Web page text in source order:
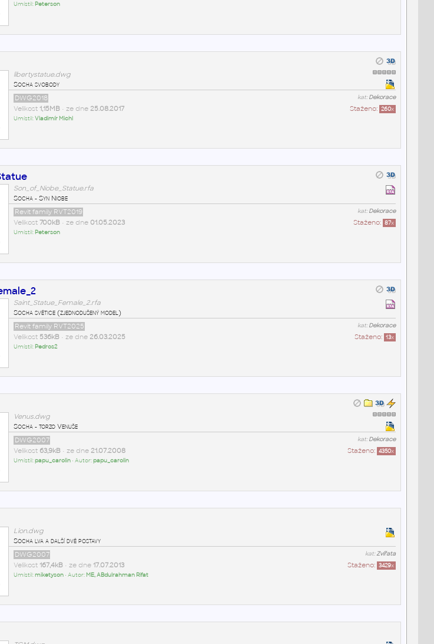
Umístil: Peterson
libertystatue.dwg
Socha svobody
kat:Dekorace
DWG2018
Staženo: 260x
Velikost 1,15MB• ze dne 25.08.2017
Umístil:Vladimír Michl
Son_of_Niobe_Statue.rfa
Socha - Syn Niobe
kat:Dekorace
Revit family RVT2019
Staženo: 87x
Velikost 700kB• ze dne 01.05.2023
Umístil: Peterson
Saint_Statue_Female_2.rfa
Socha světice (zjednodušený model)
kat:Dekorace
Revit family RVT2025
Staženo: 13x
Velikost 536kB• ze dne 26.03.2025
Umístil: Pedros2
Venus.dwg
Socha - torzo Venuše
kat:Dekorace
DWG2007
Staženo: 4350x
Velikost 63,9kB• ze dne 21.07.2008
Umístil:papu_carolin• Autor:papu_carolin
Lion.dwg
Socha lva a další dvě postavy
kat:Zvířata
DWG2007
Staženo: 3429x
Velikost 167,4kB• ze dne 17.07.2013
Umístil:miketyson• Autor: ME, ABdulrahman Rifat